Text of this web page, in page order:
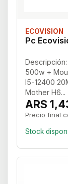
ECOVISION
Pc
500w +
I5-12400
Mother H6...
ARS
Precio final
Stock